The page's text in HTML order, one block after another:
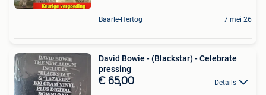
Baarle-Hertog 7 mei 26
David Bowie - (Blackstar) - Celebrate
pressing
€ 65,00 Details